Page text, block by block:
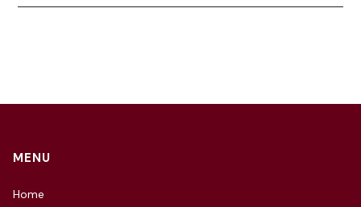
MENU
Home